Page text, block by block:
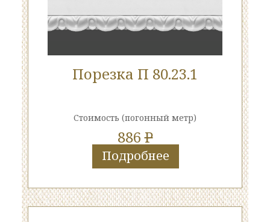
Порезка П 80.23.1
Стоимость (погонный метр)
886P
Подробнее